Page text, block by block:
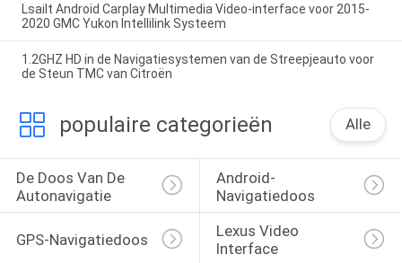
Lsailt Android Carplay Multimedia Video-interface voor 2015-
2020 GMC Yukon Intellilink Systeem
1.2GHZ HD in de Navigatiesystemen van de Streepjeauto voor
de Steun TMC van Citroën
populaire categorieën Alle
De Doos Van De
Autonavigatie
Android-
Navigatiedoos
GPS-Navigatiedoos
Lexus Video
Interface